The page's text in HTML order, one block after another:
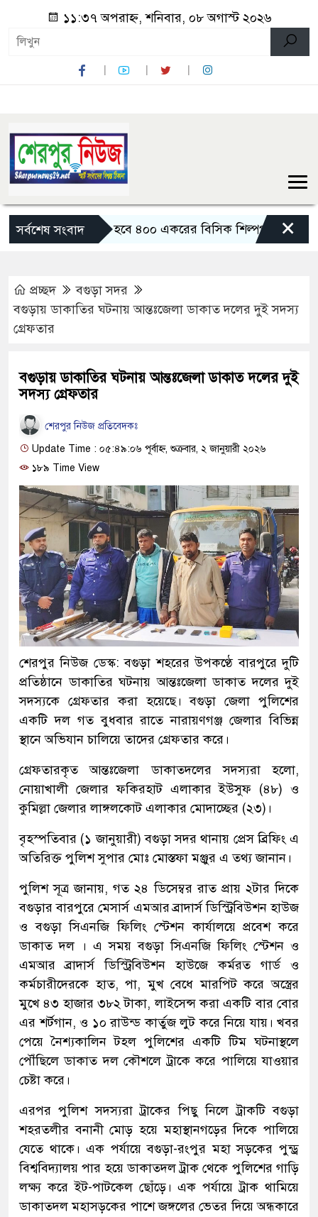
১১:৩৭ অপরাহ্ন, শনিবার, ০৮ অগাস্ট ২০২৬
সর্বশেষ সংবাদ
বগুড়ায় তৈরি হবে ৪০০ একরের বিসিক শিল্পপার্ক: বাণিজ্যমন্ত্রী
×
প্রচ্ছদ
বগুড়া সদর
বগুড়ায় ডাকাতির ঘটনায় আন্তঃজেলা ডাকাত দলের দুই সদস্য
গ্রেফতার
বগুড়ায় ডাকাতির ঘটনায় আন্তঃজেলা ডাকাত দলের দুই
সদস্য গ্রেফতার
শেরপুর নিউজ প্রতিবেদকঃ
Update Time : ০৫:৪৯:০৬ পূর্বাহ্ন, শুক্রবার, ২ জানুয়ারী ২০২৬
১৮৯ Time View
শেরপুর নিউজ ডেস্ক: বগুড়া শহরের উপকণ্ঠে বারপুরে দুটি
প্রতিষ্ঠানে ডাকাতির ঘটনায় আন্তঃজেলা ডাকাত দলের দুই
সদস্যকে গ্রেফতার করা হয়েছে। বগুড়া জেলা পুলিশের
একটি দল গত বুধবার রাতে নারায়ণগঞ্জ জেলার বিভিন্ন
স্থানে অভিযান চালিয়ে তাদের গ্রেফতার করে।
গ্রেফতারকৃত আন্তঃজেলা ডাকাতদলের সদস্যরা হলো,
নোয়াখালী জেলার ফকিরহাট এলাকার ইউসুফ (৪৮) ও
কুমিল্লা জেলার লাঙ্গলকোট এলাকার মোদাচ্ছের (২৩)।
বৃহস্পতিবার (১ জানুয়ারী) বগুড়া সদর থানায় প্রেস ব্রিফিং এ
অতিরিক্ত পুলিশ সুপার মোঃ মোস্তফা মঞ্জুর এ তথ্য জানান।
পুলিশ সূত্র জানায়, গত ২৪ ডিসেম্বর রাত প্রায় ২টার দিকে
বগুড়ার বারপুরে মেসার্স এমআর ব্রাদার্স ডিস্ট্রিবিউশন হাউজ
ও বগুড়া সিএনজি ফিলিং স্টেশন কার্যালয়ে প্রবেশ করে
ডাকাত দল । এ সময় বগুড়া সিএনজি ফিলিং স্টেশন ও
এমআর ব্রাদার্স ডিস্ট্রিবিউশন হাউজে কর্মরত গার্ড ও
কর্মচারীদেরকে হাত, পা, মুখ বেধে মারপিট করে অস্ত্রের
মুখে ৪৩ হাজার ৩৮২ টাকা, লাইসেন্স করা একটি বার বোর
এর শর্টগান, ও ১০ রাউন্ড কার্তুজ লুট করে নিয়ে যায়। খবর
পেয়ে নৈশ্যকালিন টহল পুলিশের একটি টিম ঘটনাস্থলে
পৌঁছিলে ডাকাত দল কৌশলে ট্রাকে করে পালিয়ে যাওয়ার
চেষ্টা করে।
এরপর পুলিশ সদস্যরা ট্রাকের পিছু নিলে ট্রাকটি বগুড়া
শহরতলীর বনানী মোড় হয়ে মহাস্থানগড়ের দিকে পালিয়ে
যেতে থাকে। এক পর্যায়ে বগুড়া-রংপুর মহা সড়কের পুন্ড্র
বিশ্ববিদ্যালয় পার হয়ে ডাকাতদল ট্রাক থেকে পুলিশের গাড়ি
লক্ষ্য করে ইট-পাটকেল ছোঁড়ে। এক পর্যায়ে ট্রাক থামিয়ে
ডাকাতদল মহাসড়কের পাশে জঙ্গলের ভেতর দিয়ে অন্ধকারে